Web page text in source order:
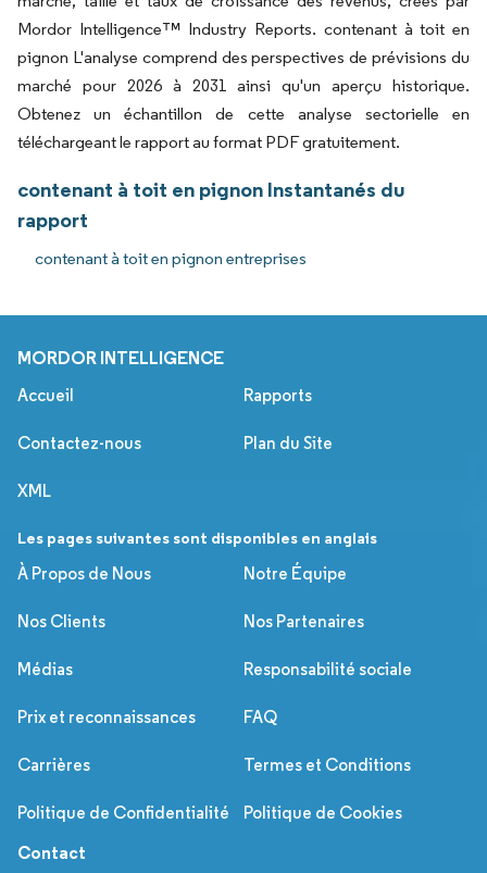
Mordor Intelligence™ Industry Reports. contenant à toit en
pignon L'analyse comprend des perspectives de prévisions du
marché pour 2026 à 2031 ainsi qu'un aperçu historique.
Obtenez un échantillon de cette analyse sectorielle en
téléchargeant le rapport au format PDF gratuitement.
contenant à toit en pignon Instantanés du
rapport
contenant à toit en pignon entreprises
MORDOR INTELLIGENCE
Accueil Rapports
Contactez-nous Plan du Site
XML
Les pages suivantes sont disponibles en anglais
À Propos de Nous
Notre Équipe
Nos Clients Nos Partenaires
Médias Responsabilité sociale
Prix et reconnaissances FAQ
Carrières Termes et Conditions
Politique de Confidentialité Politique de Cookies
Contact